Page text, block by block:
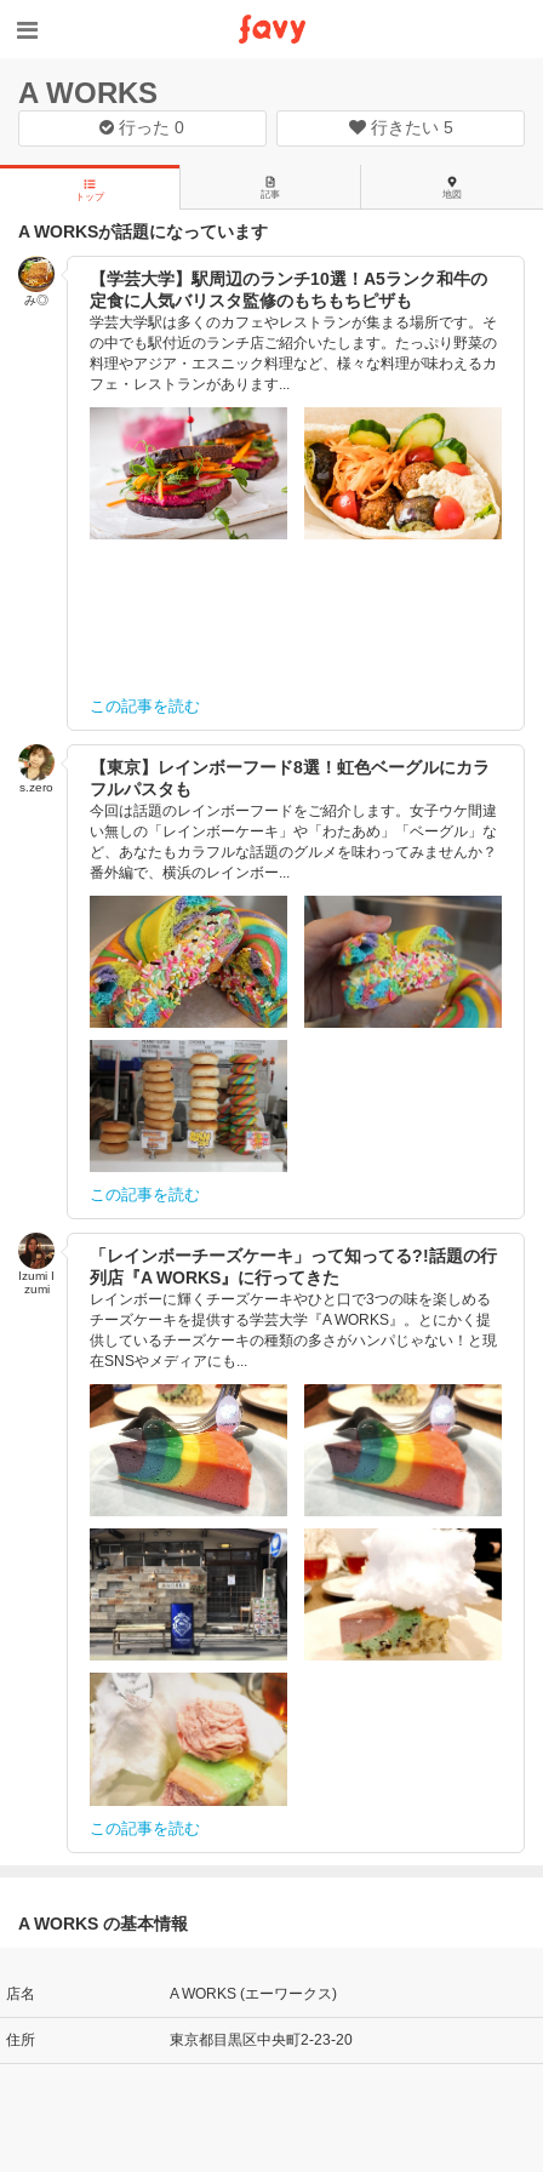
A WORKS
行った0 行きたい 5
トップ 記事 地図
A WORKSが話題になっています
み◎
【学芸大学】駅周辺のランチ10選！A5ランク和牛の
定食に人気バリスタ監修のもちもちピザも
学芸大学駅は多くのカフェやレストランが集まる場所です。そ
の中でも駅付近のランチ店ご紹介いたします。たっぷり野菜の
料理やアジア・エスニック料理など、様々な料理が味わえるカ
フェ・レストランがあります...
この記事を読む
s.zero
【東京】レインボーフード8選！虹色ベーグルにカラ
フルパスタも
今回は話題のレインボーフードをご紹介します。女子ウケ間違
い無しの「レインボーケーキ」や「わたあめ」「ベーグル」な
ど、あなたもカラフルな話題のグルメを味わってみませんか？
番外編で、横浜のレインボー...
この記事を読む
Izumi I
zumi
「レインボーチーズケーキ」って知ってる?!話題の行
列店『A WORKS』に行ってきた
レインボーに輝くチーズケーキやひと口で3つの味を楽しめる
チーズケーキを提供する学芸大学『A WORKS』。とにかく提
供しているチーズケーキの種類の多さがハンパじゃない！と現
在SNSやメディアにも...
この記事を読む
A WORKS の基本情報
店名 A WORKS (エーワークス)
住所 東京都目黒区中央町2-23-20